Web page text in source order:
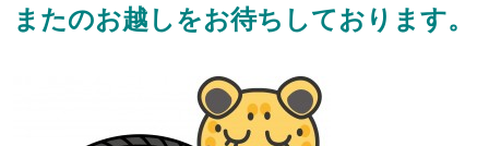
またのお越しをお待ちしております。